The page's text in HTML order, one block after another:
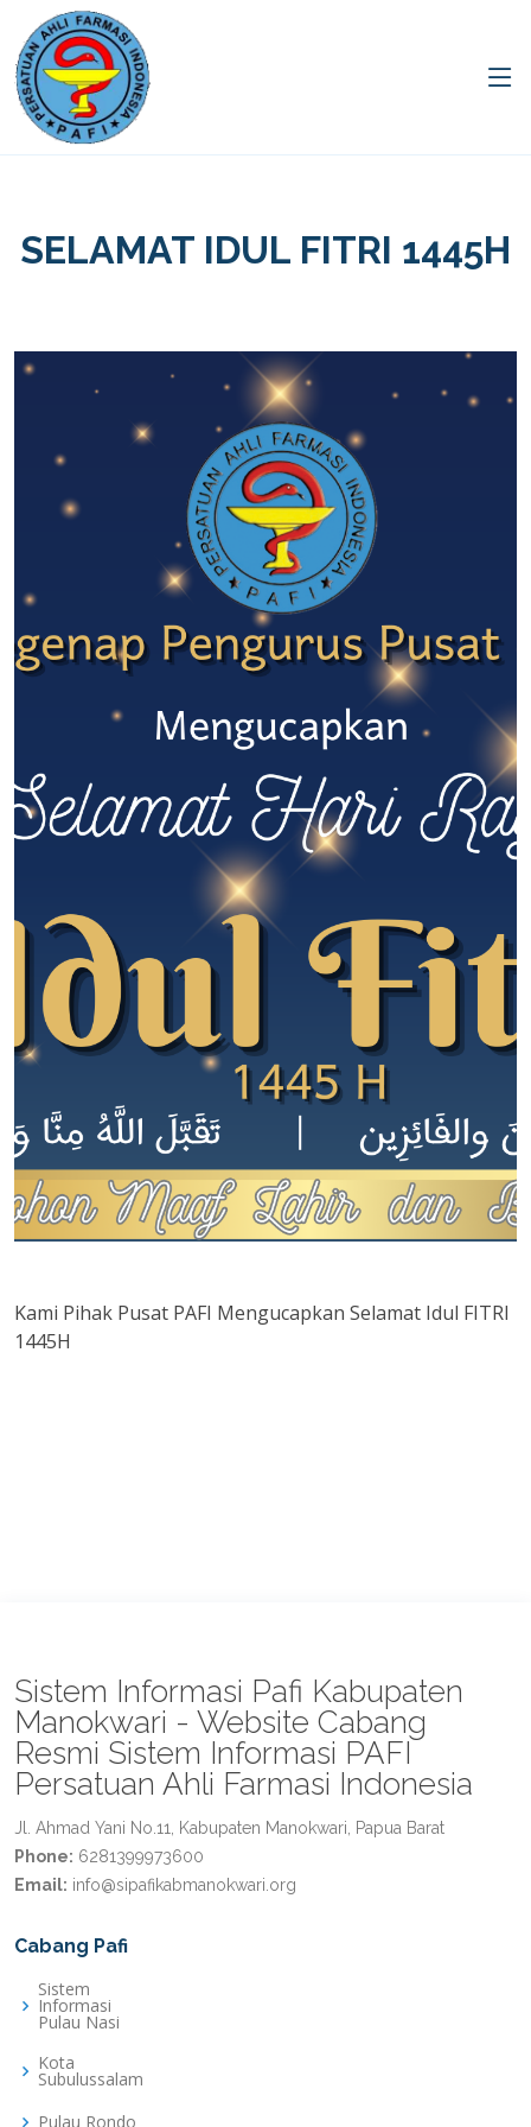
SELAMAT IDUL FITRI 1445H
Kami Pihak Pusat PAFI Mengucapkan Selamat Idul FITRI
1445H
Sistem Informasi Pafi Kabupaten
Manokwari - Website Cabang
Resmi Sistem Informasi PAFI
Persatuan Ahli Farmasi Indonesia
Jl. Ahmad Yani No.11, Kabupaten Manokwari, Papua Barat
Phone: 6281399973600
Email: info@sipafikabmanokwari.org
Cabang Pafi
Sistem
Informasi
Pulau Nasi
Kota
Subulussalam
Pulau Rondo